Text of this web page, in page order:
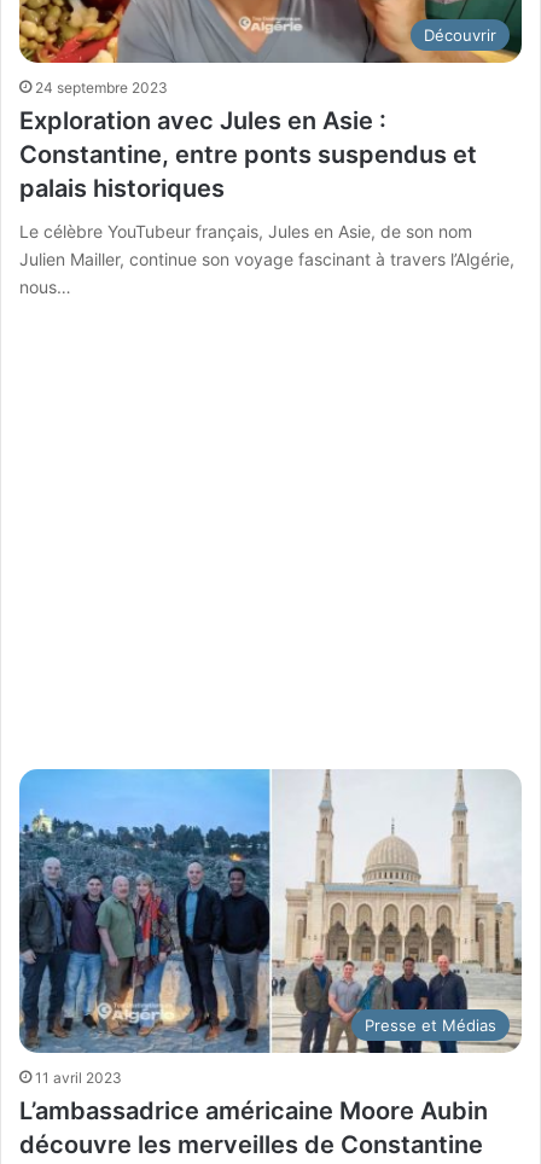
Découvrir
24 septembre 2023
Exploration avec Jules en Asie :
Constantine, entre ponts suspendus et
palais historiques
Le célèbre YouTubeur français, Jules en Asie, de son nom
Julien Mailler, continue son voyage fascinant à travers l’Algérie,
nous…
Presse et Médias
11 avril 2023
L’ambassadrice américaine Moore Aubin
découvre les merveilles de Constantine